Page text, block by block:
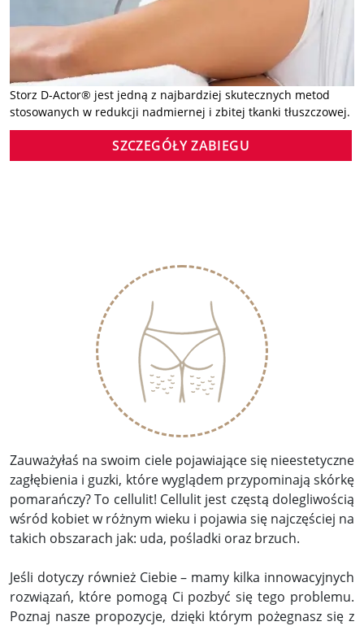
Storz D-Actor® jest jedną z najbardziej skutecznych metod
stosowanych w redukcji nadmiernej i zbitej tkanki tłuszczowej.
SZCZEGÓŁY ZABIEGU
Zauważyłaś na swoim ciele pojawiające się nieestetyczne
zagłębienia i guzki, które wyglądem przypominają skórkę
pomarańczy? To cellulit! Cellulit jest częstą dolegliwością
wśród kobiet w różnym wieku i pojawia się najczęściej na
takich obszarach jak: uda, pośladki oraz brzuch.
Jeśli dotyczy również Ciebie – mamy kilka innowacyjnych
rozwiązań, które pomogą Ci pozbyć się tego problemu.
Poznaj nasze propozycje, dzięki którym pożegnasz się z